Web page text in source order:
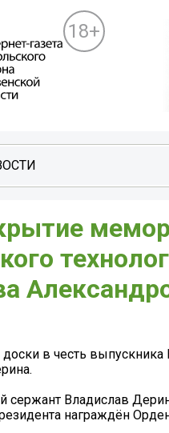
18+
в честь выпускника
Владислав
награждён